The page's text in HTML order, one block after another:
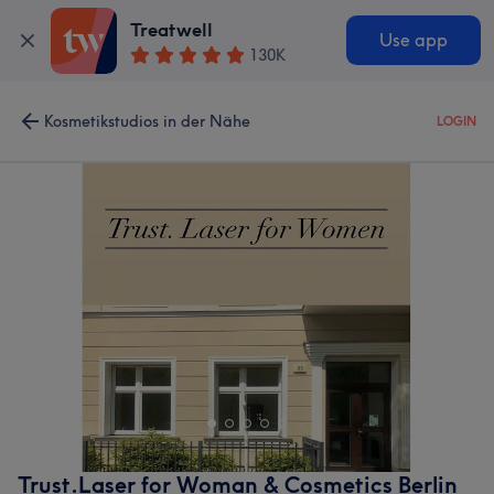
Treatwell
130K
Use app
Kosmetikstudios in der Nähe LOGIN
Trust.Laser for Woman & Cosmetics Berlin